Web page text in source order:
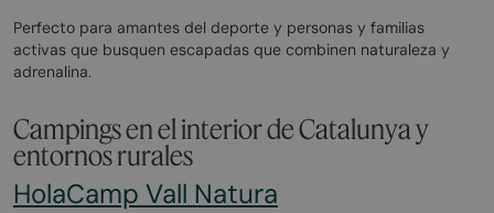
Perfecto para amantes del deporte y personas y familias
activas que busquen escapadas que combinen naturaleza y
adrenalina.
Campings en el interior de Catalunya y
entornos rurales
HolaCamp Vall Natura